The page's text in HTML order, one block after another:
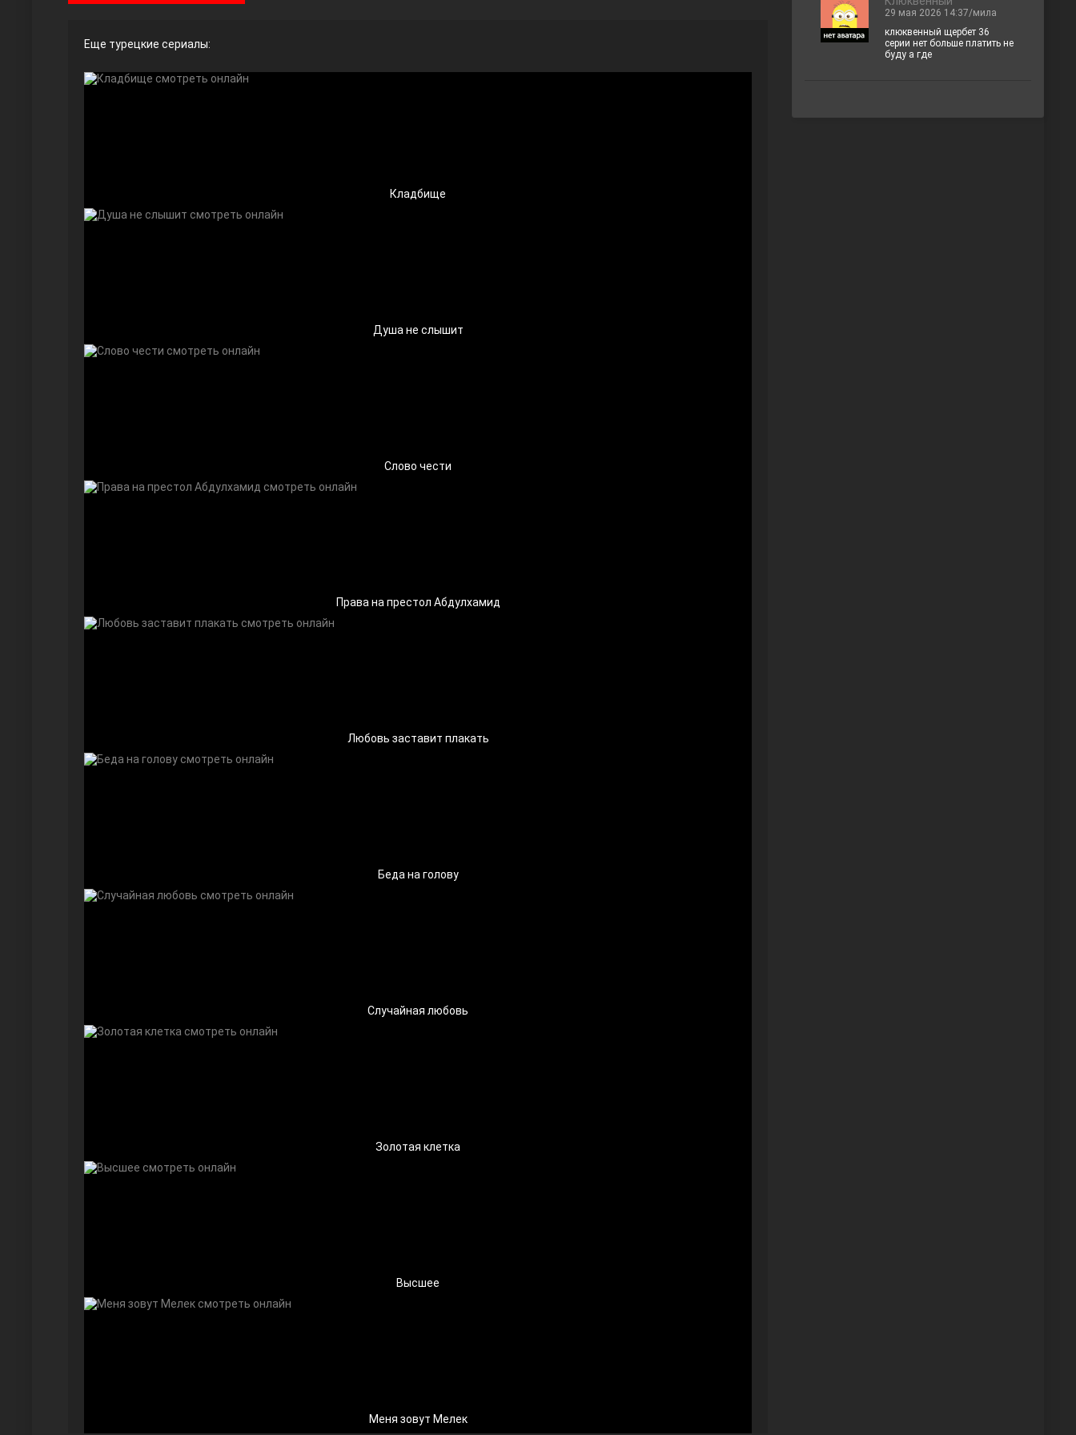
Ты назови
Девушка за стеклом
Еще турецкие сериалы:
Кладбище
Душа не слышит
Слово чести
Права на престол Абдулхамид
Любовь заставит плакать
Беда на голову
Случайная любовь
Золотая клетка
Высшее
Меня зовут Мелек
29 мая 2026 14:37/мила
клюквенный щербет 36
серии нет больше платить не
буду а где